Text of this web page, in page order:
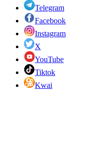
Telegram
Facebook
Instagram
X
YouTube
Tiktok
Kwai